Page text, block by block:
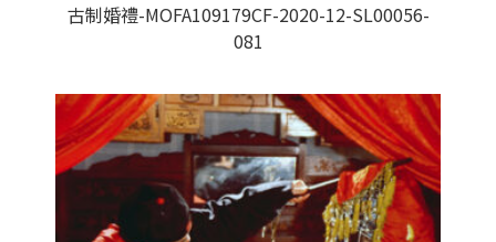
古制婚禮-MOFA109179CF-2020-12-SL00056-
081